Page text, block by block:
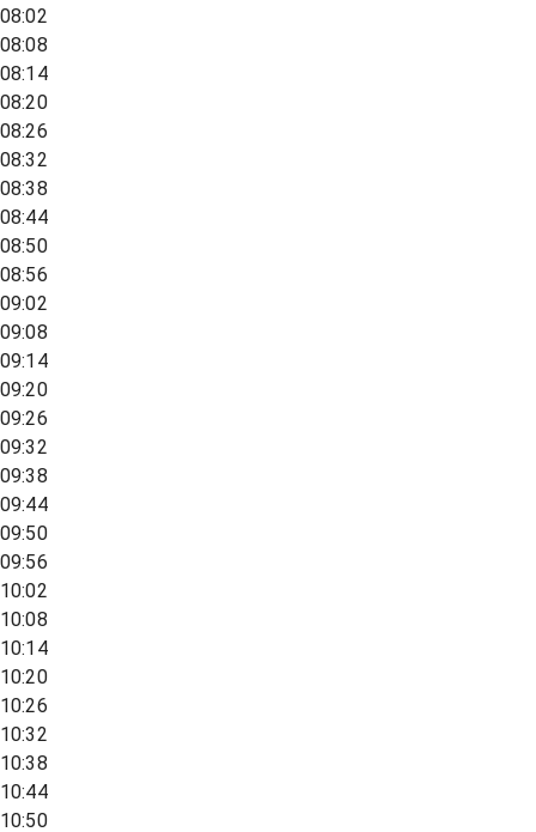
08:02
08:08
08:14
08:20
08:26
08:32
08:38
08:44
08:50
08:56
09:02
09:08
09:14
09:20
09:26
09:32
09:38
09:44
09:50
09:56
10:02
10:08
10:14
10:20
10:26
10:32
10:38
10:44
10:50